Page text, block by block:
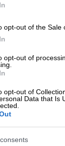
opt-out of the Sale
opt-out of
opt-out of
Data that Is
φορείς,
την
και των
των
από την
εταιρείας.